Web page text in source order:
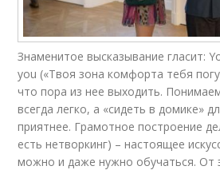
Знаменитое высказывание гласит:
you («Твоя зона комфорта тебя
что пора из нее выходить.
всегда легко, а «сидеть в домике»
приятнее. Грамотное построение
есть нетворкинг) – настоящее
можно и даже нужно обучаться. От